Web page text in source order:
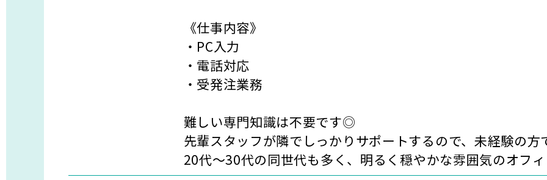
《仕事内容》
・PC入力
・電話対応
・受発注業務
難しい専門知識は不要です◎
先輩スタッフが隣でしっかりサポートするので、未経験の
20代〜30代の同世代も多く、明るく穏やかな雰囲気のオフィ